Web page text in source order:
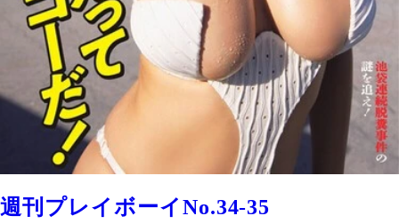
週刊プレイボーイNo.34-35